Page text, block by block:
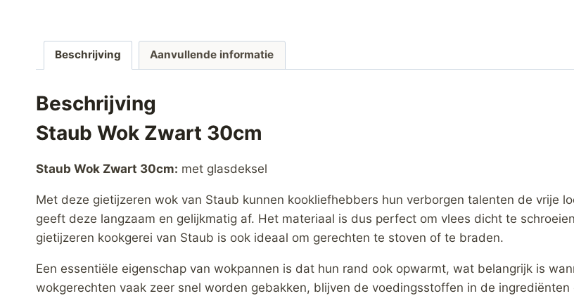
Beschrijving Aanvullende informatie
Beschrijving
Staub Wok Zwart 30cm
Staub Wok Zwart 30cm: met glasdeksel
Met deze gietijzeren wok van Staub kunnen kookliefhebbers hun verborgen talenten de vrije
geeft deze langzaam en gelijkmatig af. Het materiaal is dus perfect om vlees dicht te
gietijzeren kookgerei van Staub is ook ideaal om gerechten te stoven of te braden.
Een essentiële eigenschap van wokpannen is dat hun rand ook opwarmt, wat belangrijk is
wokgerechten vaak zeer snel worden gebakken, blijven de voedingsstoffen in de